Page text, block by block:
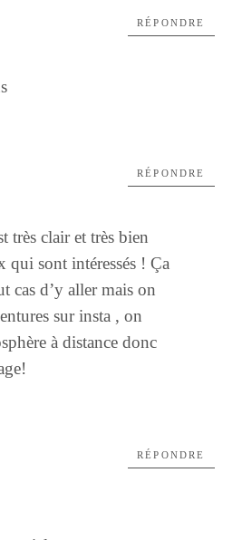
RÉPONDRE
très clair et très bien
qui sont intéressés ! Ça
cas d’y aller mais on
sur insta , on
à distance donc
RÉPONDRE
RÉPONDRE